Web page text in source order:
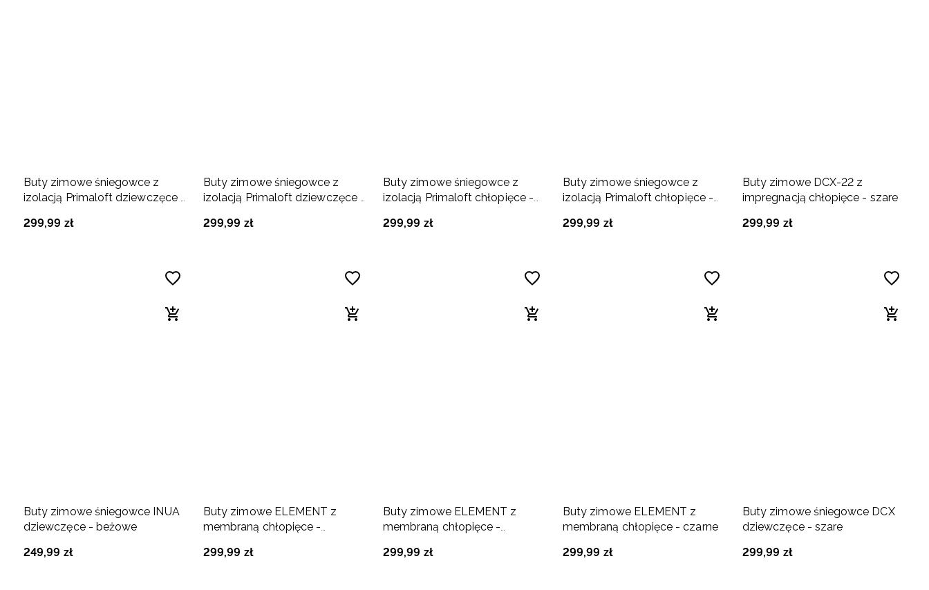
Buty zimowe śniegowce z
izolacją Primaloft dziewczęce -
299,99 zł
Buty zimowe śniegowce z
izolacją Primaloft dziewczęce -
299,99 zł
Buty zimowe śniegowce z
izolacją Primaloft chłopięce -
299,99 zł
Buty zimowe śniegowce z
izolacją Primaloft chłopięce -
299,99 zł
Buty zimowe DCX-22 z
impregnacją chłopięce - szare
299,99 zł
Buty zimowe śniegowce INUA
dziewczęce - beżowe
249,99 zł
Buty zimowe ELEMENT z
membraną chłopięce -
299,99 zł
Buty zimowe ELEMENT z
membraną chłopięce -
299,99 zł
Buty zimowe ELEMENT z
membraną chłopięce - czarne
299,99 zł
Buty zimowe śniegowce DCX
dziewczęce - szare
299,99 zł